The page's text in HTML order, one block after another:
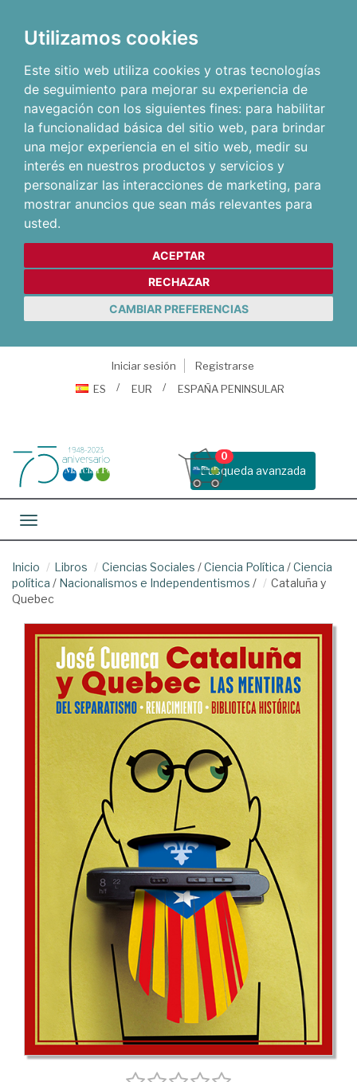
Utilizamos cookies
Este sitio web utiliza cookies y otras tecnologías
de seguimiento para mejorar su experiencia de
navegación con los siguientes fines: para habilitar
la funcionalidad básica del sitio web, para brindar
una mejor experiencia en el sitio web, medir su
interés en nuestros productos y servicios y
personalizar las interacciones de marketing, para
mostrar anuncios que sean más relevantes para
usted.
ACEPTAR
RECHAZAR
CAMBIAR PREFERENCIAS
Iniciar sesión
Registrarse
ES
EUR ESPAÑA PENINSULAR
Busqueda avanzada
0
Toggle navigation
Inicio Libros Ciencias Sociales /Ciencia Política /Ciencia
política / Nacionalismos e Independentismos /
Cataluña y
Quebec